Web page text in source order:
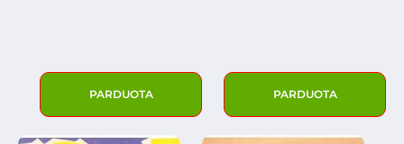
PARDUOTA PARDUOTA